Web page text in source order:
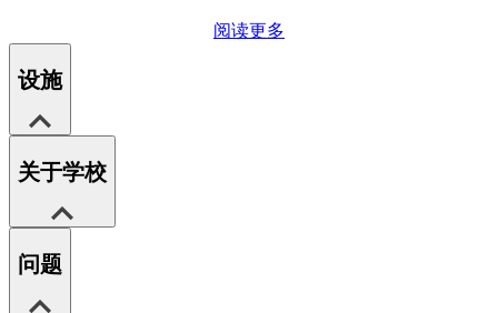
阅读更多
设施
关于学校
问题